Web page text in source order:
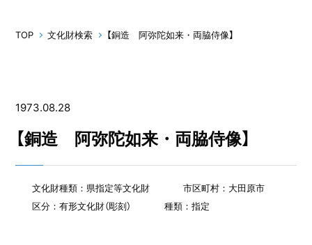
TOP 文化財検索 【銅造 阿弥陀如来・両脇侍像】
1973.08.28
【銅造 阿弥陀如来・両脇侍像】
文化財種類：県指定等文化財
市区町村：大田原市
区分：有形文化財（彫刻）
種類：指定